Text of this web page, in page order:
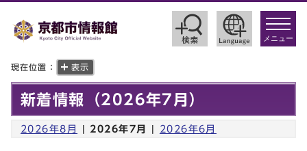
toggle
メニュー
現在位置： 表示
新着情報（2026年7月）
2026年8月 2026年7月 2026年6月